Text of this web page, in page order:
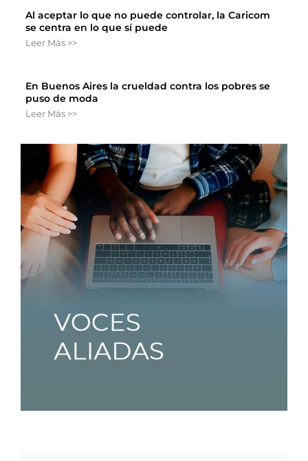
Al aceptar lo que no puede controlar, la Caricom
se centra en lo que sí puede
Leer Más >>
En Buenos Aires la crueldad contra los pobres se
puso de moda
Leer Más >>